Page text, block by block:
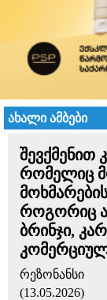
ახალი ამბები
შევქმენით
რომელიც
როგორიც
ბრინჯი,
რეზონანსი
(13.05.2026)